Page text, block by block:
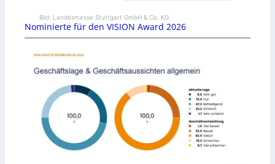
Bild: Landesmesse Stuttgart GmbH & Co. KG
Nominierte für den VISION Award 2026